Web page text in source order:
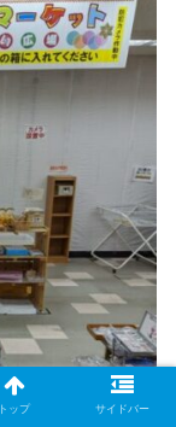
トップ サイドバー